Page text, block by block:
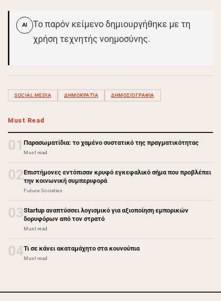
AI
Το παρόν κείμενο δημιουργήθηκε με τη
χρήση τεχνητής νοημοσύνης.
SOCIAL MEDIA ΔΗΜΟΚΡΑΤΊΑ ΔΗΜΟΣΙΟΓΡΑΦΊΑ
Must Read
01 Παρασωματίδια: το χαμένο συστατικό της πραγματικότητας
Must read
02Επιστήμονες εντόπισαν κρυφό εγκεφαλικό σήμα που προβλέπει
την κοινωνική συμπεριφορά
Future Societies
03Startup αναπτύσσει λογισμικό για αξιοποίηση εμπορικών
δορυφόρων από τον στρατό
Must read
04Τι σε κάνει ακαταμάχητο στα κουνούπια
Must read